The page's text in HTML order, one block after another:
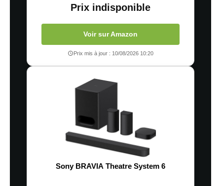
Prix indisponible
Voir sur Amazon
Prix mis à jour : 10/08/2026 10:20
Sony BRAVIA Theatre System 6